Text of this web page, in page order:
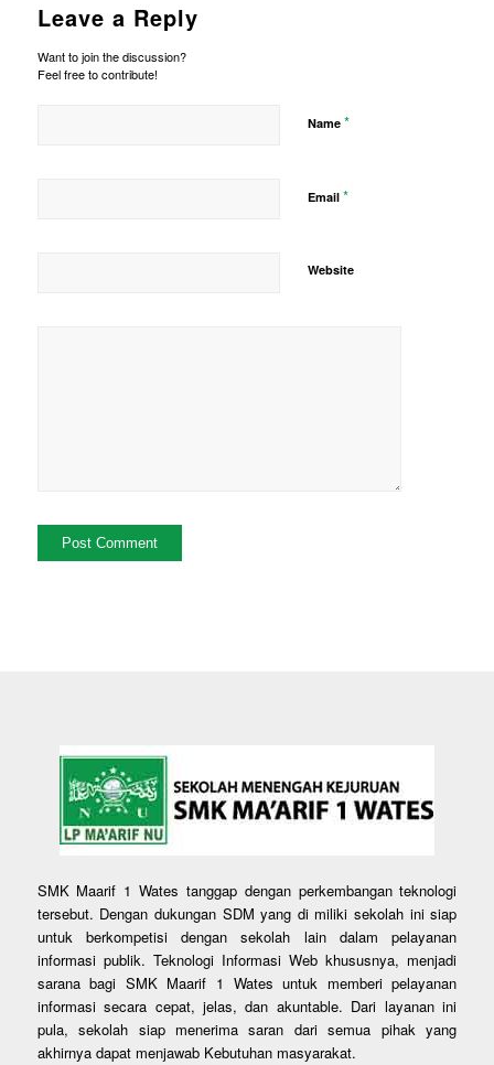
Leave a Reply
Want to join the discussion?
Feel free to contribute!
Name *
Email *
Website
SMK Maarif 1 Wates tanggap dengan perkembangan teknologi
tersebut. Dengan dukungan SDM yang di miliki sekolah ini siap
untuk berkompetisi dengan sekolah lain dalam pelayanan
informasi publik. Teknologi Informasi Web khususnya, menjadi
sarana bagi SMK Maarif 1 Wates untuk memberi pelayanan
informasi secara cepat, jelas, dan akuntable. Dari layanan ini
pula, sekolah siap menerima saran dari semua pihak yang
akhirnya dapat menjawab Kebutuhan masyarakat.